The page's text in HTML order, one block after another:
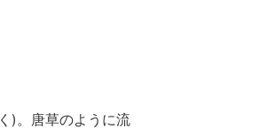
)。唐草のように流